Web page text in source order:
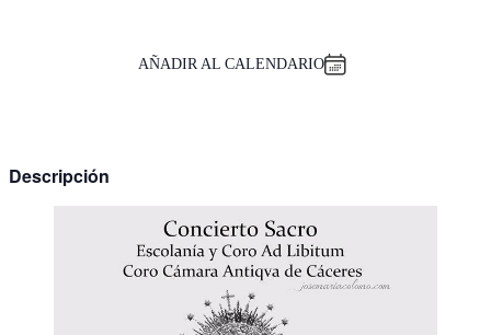
AÑADIR AL CALENDARIO
Descripción